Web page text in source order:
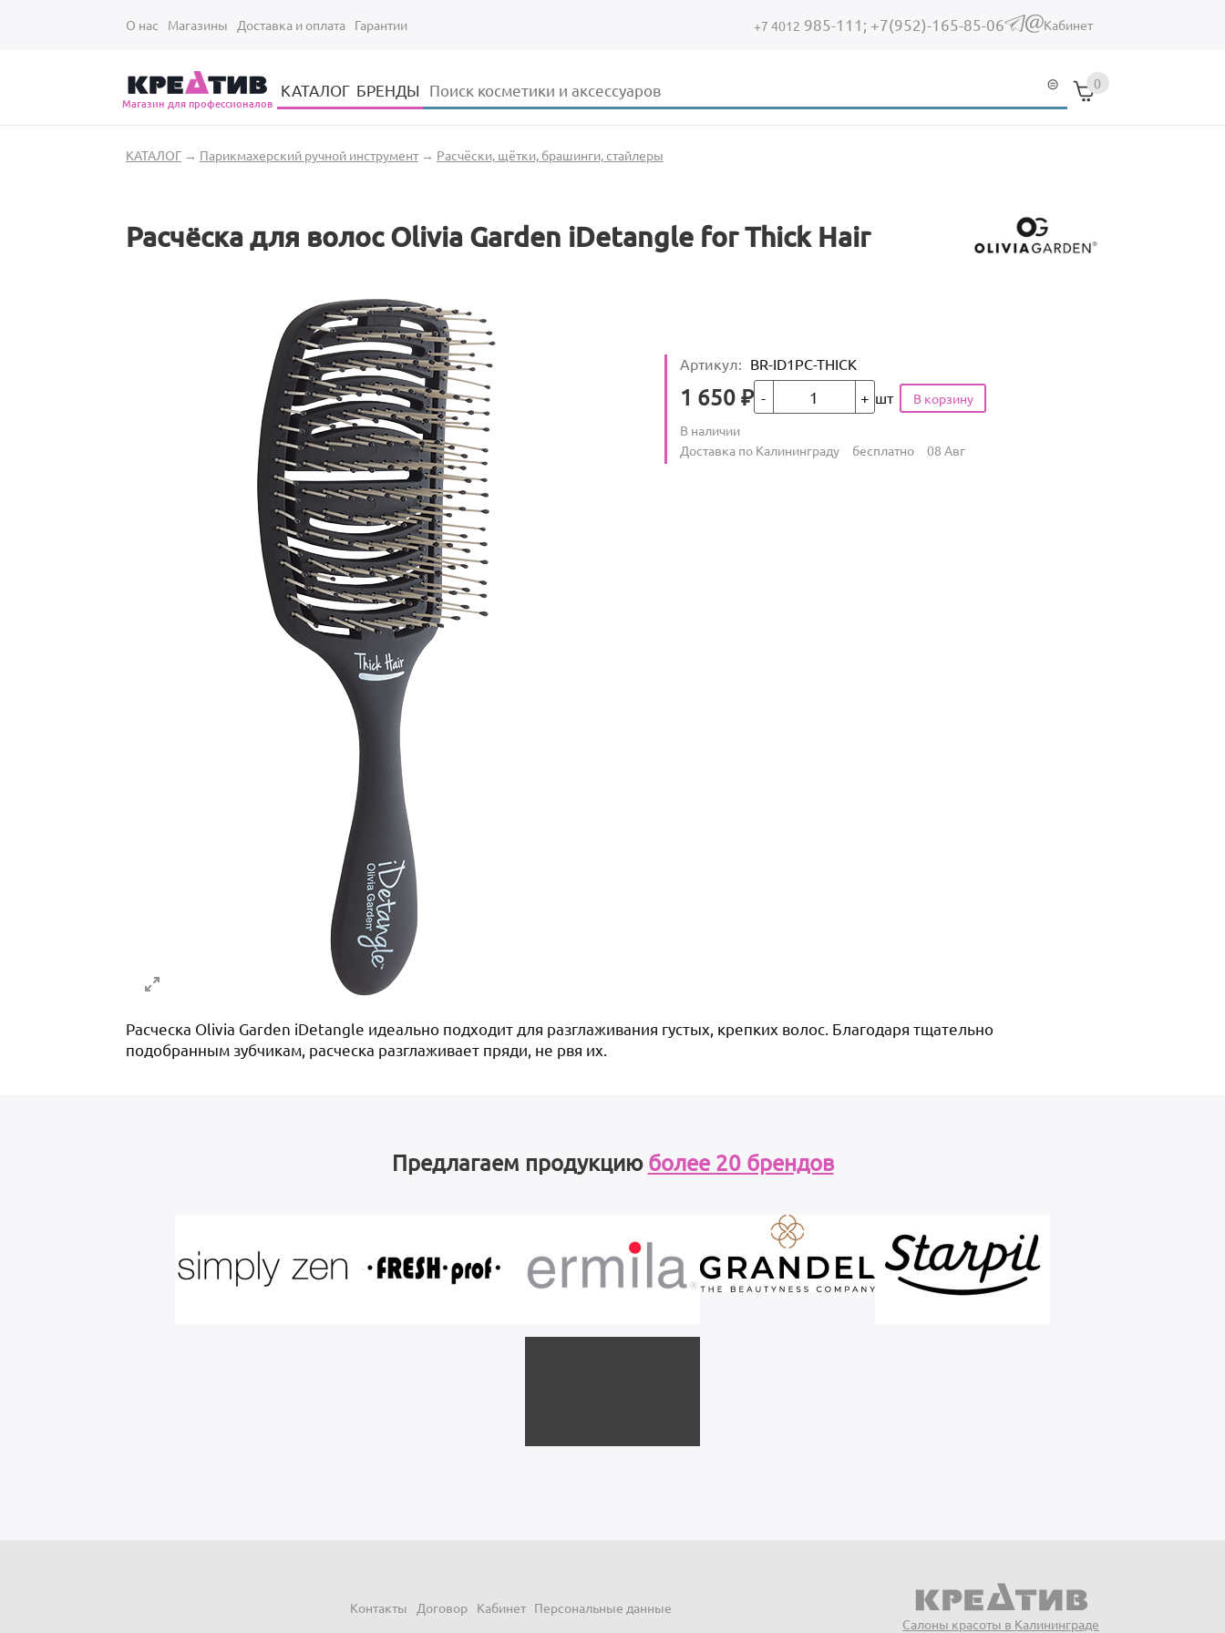
О нас Магазины Доставка и оплата Гарантии +7 4012 985-111; +7(952)-165-85-06 (link sends e-mail)
Кабинет
Магазин для профессионалов
КАТАЛОГ БРЕНДЫ Форма поиска
Поиск 0
Вы здесь
КАТАЛОГ→ Парикмахерский ручной инструмент→ Расчёски, щётки, брашинги, стайлеры
Расчёска для волос Olivia Garden iDetangle for Thick Hair
Артикул: BR-ID1PC-THICK
Цена
1 650 ₽Кол-во шт
Количество
В наличии
Условия доставки
Доставка по Калининграду бесплатно 08 Авг
Расческа Olivia Garden iDetangle идеально подходит для разглаживания густых, крепких волос. Благодаря тщательно
подобранным зубчикам, расческа разглаживает пряди, не рвя их.
Предлагаем продукцию более 20 брендов
Контакты Договор Кабинет Персональные данные
Салоны красоты в Калининграде